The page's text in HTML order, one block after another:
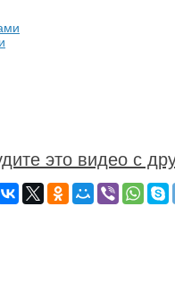
это видео с